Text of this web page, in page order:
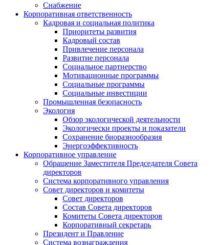
Снабжение
Корпоративная ответственность
Кадровая и социальная политика
Приоритеты развития
Кадровый состав
Привлечение персонала
Развитие персонала
Социальное партнерство
Мотивационные программы
Социальные программы
Социальные инвестиции
Промышленная безопасность
Экология
Обзор экологической деятельности
Экологически проекты и показатели
Сохранение биоразнообразия
Энергоэффективность
Корпоративное управление
Обращение Заместителя Председателя Совета
директоров
Система корпоративного управления
Совет директоров и комитеты
Совет директоров
Состав Совета директоров
Комитеты Совета директоров
Корпоративный секретарь
Президент и Правление
Система вознаграждения